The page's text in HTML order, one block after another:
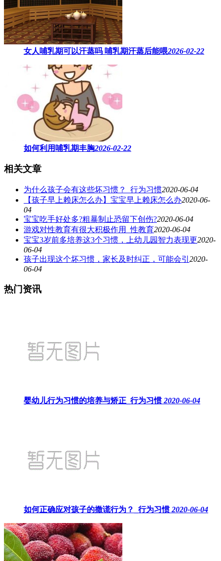
女人哺乳期可以汗蒸吗 ​哺乳期汗蒸后能喂2026-02-22
如何利用哺乳期丰胸2026-02-22
相关文章
为什么孩子会有这些坏习惯？_行为习惯2020-06-04
【孩子早上赖床怎么办】宝宝早上赖床怎么办2020-06-
04
宝宝吃手好处多?粗暴制止恐留下创伤?2020-06-04
游戏对性教育有很大积极作用_性教育2020-06-04
宝宝3岁前多培养这3个习惯，上幼儿园智力表现更2020-
06-04
孩子出现这个坏习惯，家长及时纠正，可能会引 2020-
06-04
热门资讯
婴幼儿行为习惯的培养与矫正_行为习惯 2020-06-04
如何正确应对孩子的撒谎行为？_行为习惯 2020-06-04